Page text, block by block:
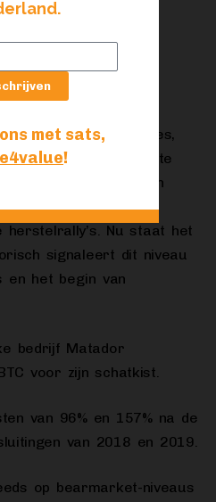
James van Straten
staan nu met verlies,
bereikt tijdens grote
capitulatie midden
2025 — beide
Nu staat het
signaleert dit niveau
en het begin van
bedrijf Matador
voor zijn schatkist.
van 96% en 157% na de
van 2018 en 2019.
op bearmarket-niveaus
met sats,
!